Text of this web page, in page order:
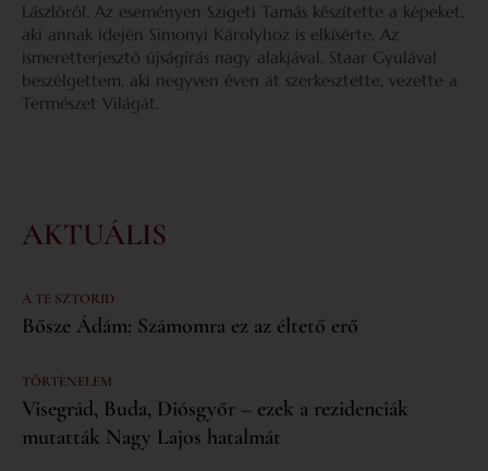
Lászlóról. Az eseményen Szigeti Tamás készítette a képeket,
aki annak idején Simonyi Károlyhoz is elkísérte. Az
ismeretterjesztő újságírás nagy alakjával, Staar Gyulával
beszélgettem, aki negyven éven át szerkesztette, vezette a
Természet Világát.
AKTUÁLIS
A TE SZTORID
Bősze Ádám: Számomra ez az éltető erő
TÖRTÉNELEM
Visegrád, Buda, Diósgyőr – ezek a rezidenciák
mutatták Nagy Lajos hatalmát